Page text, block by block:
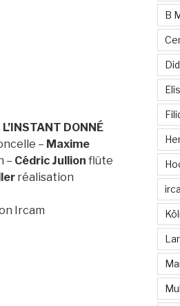
L’INSTANT DONNÉ
– Maxime
– Cédric Jullion flûte
réalisation
Ircam
B